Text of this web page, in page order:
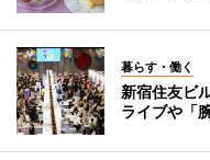
暮らす・働く
新宿住友ビ
ライブや「